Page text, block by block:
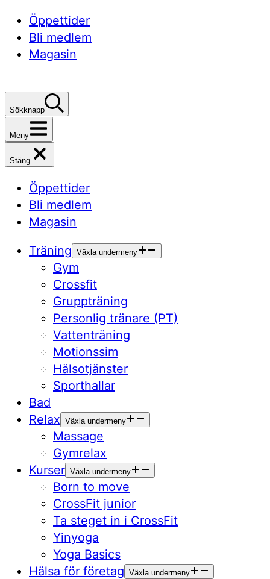
Öppettider
Bli medlem
Magasin
Sökknapp
Meny
Stäng
Öppettider
Bli medlem
Magasin
Träning Växla undermeny
Gym
Crossfit
Gruppträning
Personlig tränare (PT)
Vattenträning
Motionssim
Hälsotjänster
Sporthallar
Bad
Relax Växla undermeny
Massage
Gymrelax
Kurser Växla undermeny
Born to move
CrossFit junior
Ta steget in i CrossFit
Yinyoga
Yoga Basics
Hälsa för företag Växla undermeny